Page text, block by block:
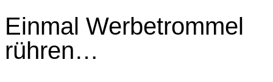
Einmal Werbetrommel
rühren…